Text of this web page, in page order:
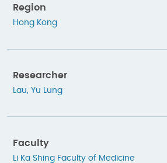
Region
Hong Kong
Researcher
Lau, Yu Lung
Faculty
Li Ka Shing Faculty of Medicine